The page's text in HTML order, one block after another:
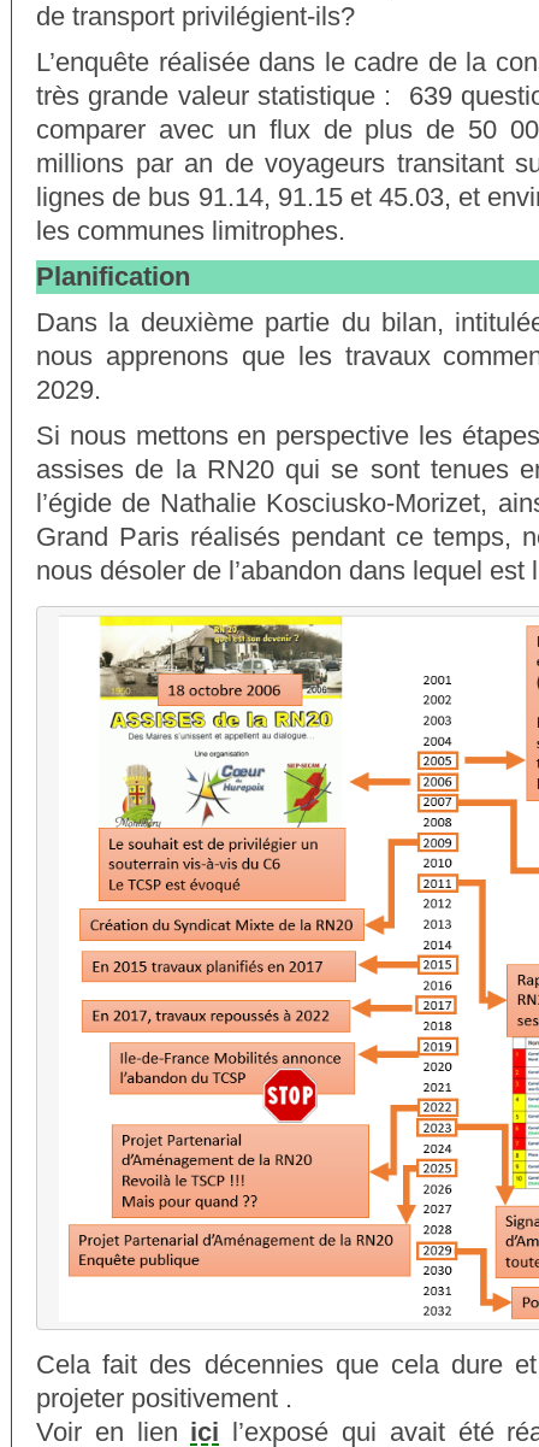
de transport privilégient-ils?
L’enquête réalisée dans le cadre de la
très grande valeur statistique : 639
comparer avec un flux de plus de 50
millions par an de voyageurs transitant
lignes de bus 91.14, 91.15 et 45.03, et
les communes limitrophes.
Planification
Dans la deuxième partie du bilan,
nous apprenons que les travaux
2029.
Si nous mettons en perspective les
assises de la RN20 qui se sont tenues
l’égide de Nathalie Kosciusko-Morizet,
Grand Paris réalisés pendant ce temps,
nous désoler de l’abandon dans lequel est
Cela fait des décennies que cela dure
projeter positivement .
Voir en lien ici l’exposé qui avait été